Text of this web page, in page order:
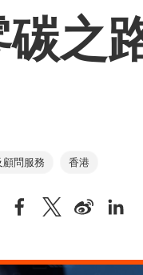
之
顧問服務 香港